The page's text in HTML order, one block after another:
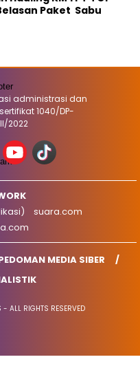
Paket Sabu
administrasi dan
1040/DP-
2022
suara.com
MEDIA SIBER
ALL RIGHTS RESERVED